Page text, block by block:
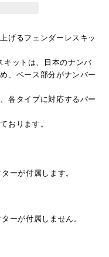
げるフェンダーレスキッ
キットは、日本のナンバ
、ベース部分がナンバー
各タイプに対応するパー
おります。
ーが付属します。
ーが付属しません。